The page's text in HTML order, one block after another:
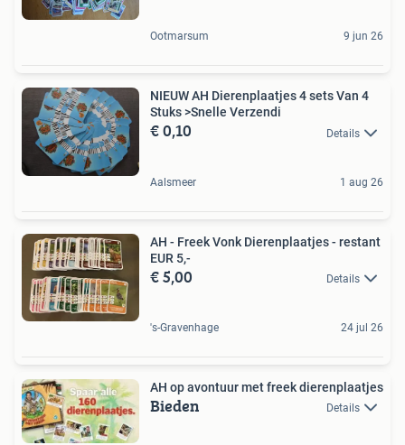
Ootmarsum 9 jun 26
NIEUW AH Dierenplaatjes 4 sets Van 4
Stuks >Snelle Verzendi
€ 0,10 Details
Aalsmeer 1 aug 26
AH - Freek Vonk Dierenplaatjes - restant
EUR 5,-
€ 5,00 Details
's-Gravenhage 24 jul 26
AH op avontuur met freek dierenplaatjes
Bieden Details